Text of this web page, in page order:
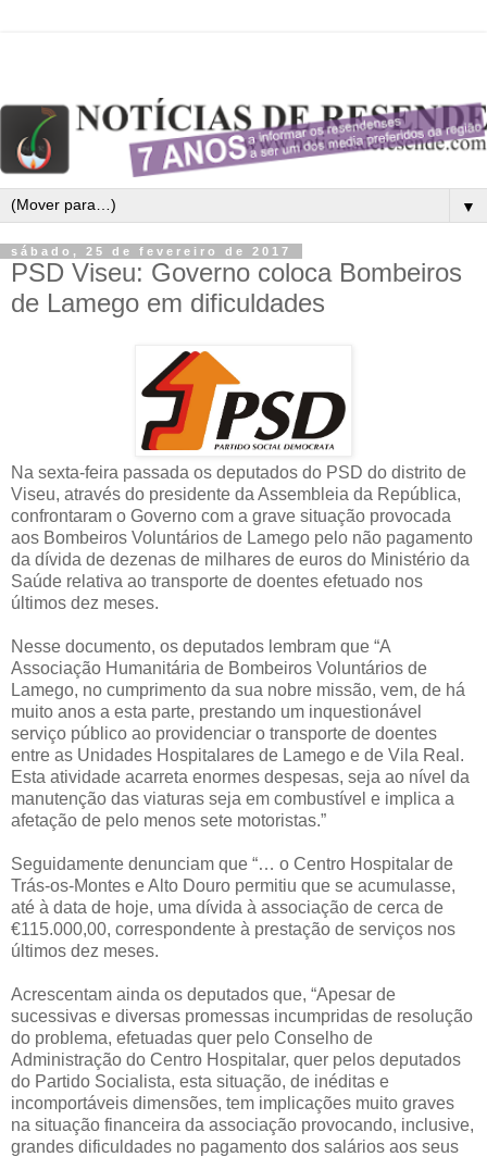
▼
sábado, 25 de fevereiro de 2017
PSD Viseu: Governo coloca Bombeiros
de Lamego em dificuldades
Na sexta-feira passada os deputados do PSD do distrito de
Viseu, através do presidente da Assembleia da República,
confrontaram o Governo com a grave situação provocada
aos Bombeiros Voluntários de Lamego pelo não pagamento
da dívida de dezenas de milhares de euros do Ministério da
Saúde relativa ao transporte de doentes efetuado nos
últimos dez meses.
Nesse documento, os deputados lembram que “A
Associação Humanitária de Bombeiros Voluntários de
Lamego, no cumprimento da sua nobre missão, vem, de há
muito anos a esta parte, prestando um inquestionável
serviço público ao providenciar o transporte de doentes
entre as Unidades Hospitalares de Lamego e de Vila Real.
Esta atividade acarreta enormes despesas, seja ao nível da
manutenção das viaturas seja em combustível e implica a
afetação de pelo menos sete motoristas.”
Seguidamente denunciam que “… o Centro Hospitalar de
Trás-os-Montes e Alto Douro permitiu que se acumulasse,
até à data de hoje, uma dívida à associação de cerca de
€115.000,00, correspondente à prestação de serviços nos
últimos dez meses.
Acrescentam ainda os deputados que, “Apesar de
sucessivas e diversas promessas incumpridas de resolução
do problema, efetuadas quer pelo Conselho de
Administração do Centro Hospitalar, quer pelos deputados
do Partido Socialista, esta situação, de inéditas e
incomportáveis dimensões, tem implicações muito graves
na situação financeira da associação provocando, inclusive,
grandes dificuldades no pagamento dos salários aos seus